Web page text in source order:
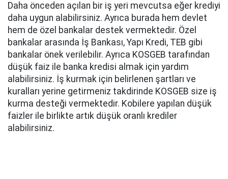
Daha önceden açılan bir iş yeri mevcutsa eğer krediyi
daha uygun alabilirsiniz. Ayrıca burada hem devlet
hem de özel bankalar destek vermektedir. Özel
bankalar arasında İş Bankası, Yapı Kredi, TEB gibi
bankalar önek verilebilir. Ayrıca KOSGEB tarafından
düşük faiz ile banka kredisi almak için yardım
alabilirsiniz. İş kurmak için belirlenen şartları ve
kuralları yerine getirmeniz takdirinde KOSGEB size iş
kurma desteği vermektedir. Kobilere yapılan düşük
faizler ile birlikte artık düşük oranlı krediler
alabilirsiniz.